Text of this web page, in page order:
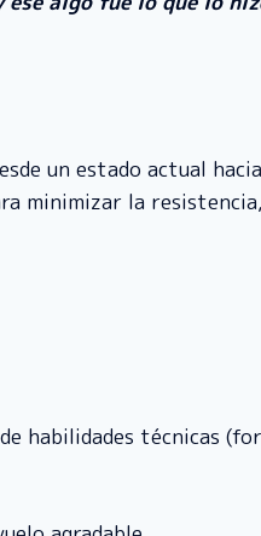
un estado actual
minimizar la
habilidades técnicas